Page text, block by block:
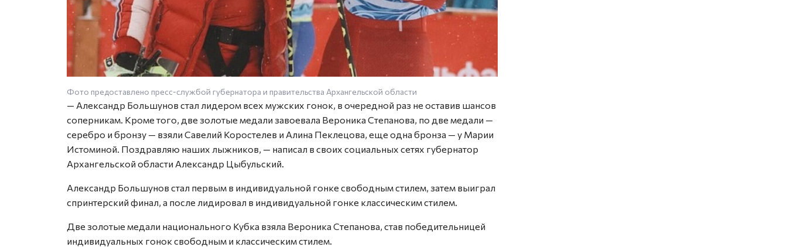
Фото предоставлено пресс-службой губернатора и правительства Архангельской области
— Александр Большунов стал лидером всех мужских гонок, в очередной раз не оставив шансов
соперникам. Кроме того, две золотые медали завоевала Вероника Степанова, по две медали —
серебро и бронзу — взяли Савелий Коростелев и Алина Пеклецова, еще одна бронза — у Марии
Истоминой. Поздравляю наших лыжников, — написал в своих социальных сетях губернатор
Архангельской области Александр Цыбульский.
Александр Большунов стал первым в индивидуальной гонке свободным стилем, затем выиграл
спринтерский финал, а после лидировал в индивидуальной гонке классическим стилем.
Две золотые медали национального Кубка взяла Вероника Степанова, став победительницей
индивидуальных гонок свободным и классическим стилем.